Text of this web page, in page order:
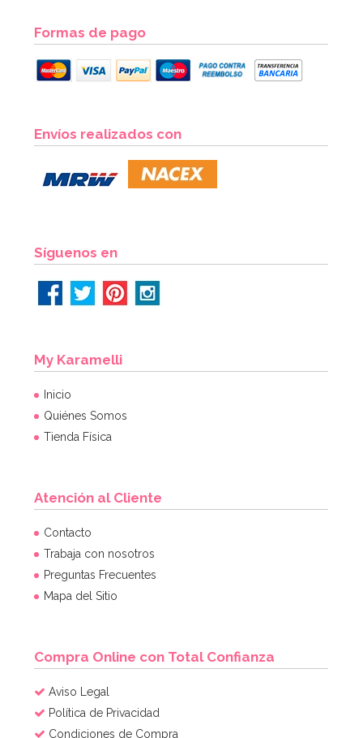
Formas de pago
Envíos realizados con
Síguenos en
My Karamelli
Inicio
Quiénes Somos
Tienda Física
Atención al Cliente
Contacto
Trabaja con nosotros
Preguntas Frecuentes
Mapa del Sitio
Compra Online con Total Confianza
Aviso Legal
Política de Privacidad
Condiciones de Compra